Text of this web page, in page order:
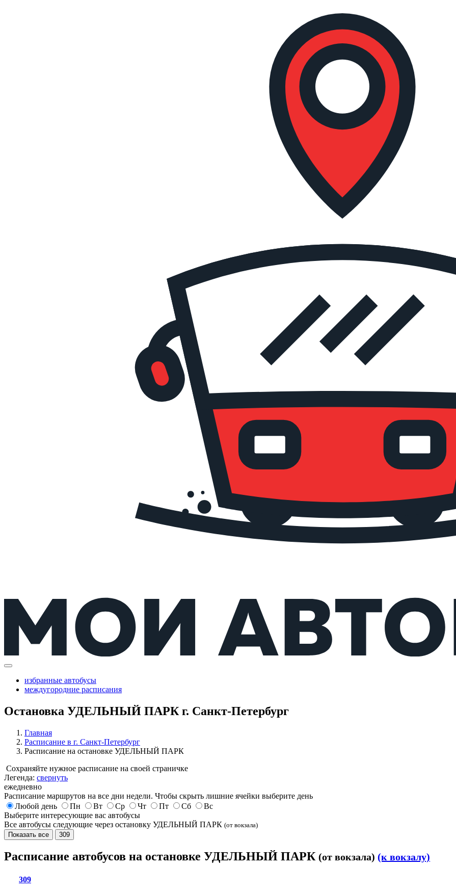
избранные автобусы
междугородние расписания
Остановка УДЕЛЬНЫЙ ПАРК г. Санкт-Петербург
Главная
Расписание в г. Санкт-Петербург
Расписание на остановке УДЕЛЬНЫЙ ПАРК
Сохраняйте нужное расписание на своей страничке
Легенда: свернуть
ежедневно
Расписание маршрутов на все дни недели. Чтобы скрыть лишние ячейки выберите день
Любой день
Пн Вт Ср Чт Пт Сб
Вс
Выберите интересующие вас автобусы
Все автобусы следующие через остановку УДЕЛЬНЫЙ ПАРК (от вокзала)
Показать все
309
Расписание автобусов на остановке УДЕЛЬНЫЙ ПАРК (от вокзала) (к вокзалу)
309